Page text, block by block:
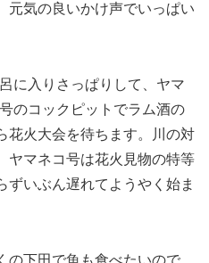
元気の良いかけ声でいっぱい
に入りさっぱりして、ヤマ
のコックピットでラム酒の
花火大会を待ちます。川の対
ヤマネコ号は花火見物の特等
ずいぶん遅れてようやく始ま
下田で魚も食べたいので、